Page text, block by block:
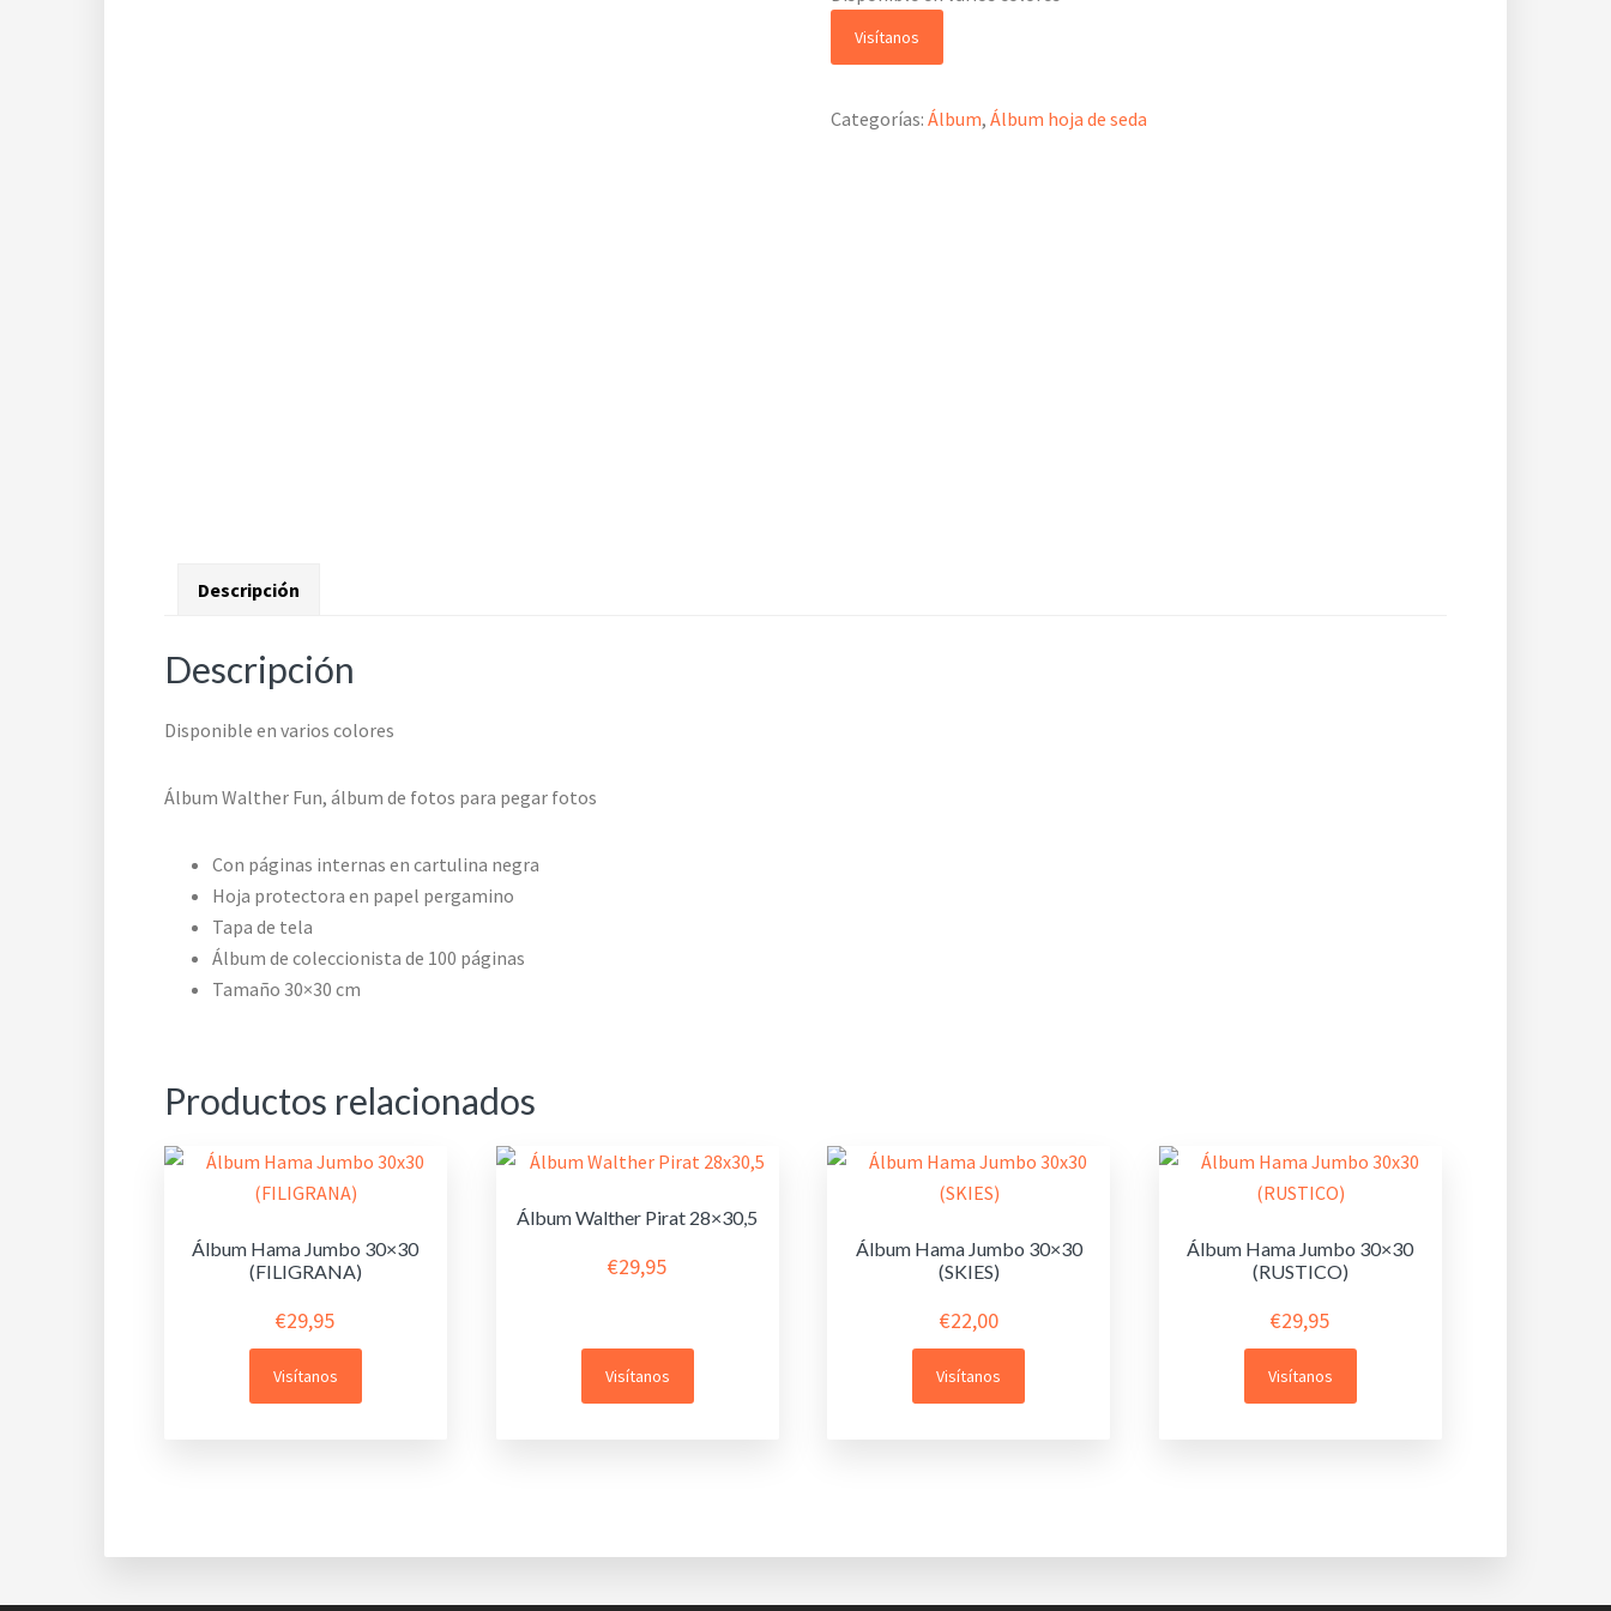
Visítanos
Categorías:Álbum,Álbum hoja de seda
Descripción
Descripción
Disponible en varios colores
Álbum Walther Fun, álbum de fotos para pegar fotos
Con páginas internas en cartulina negra
Hoja protectora en papel pergamino
Tapa de tela
Álbum de coleccionista de 100 páginas
Tamaño 30×30 cm
Productos relacionados
Álbum Hama Jumbo 30×30
(FILIGRANA)
€29,95
Visítanos
Álbum Walther Pirat 28×30,5
€29,95
Visítanos
Álbum Hama Jumbo 30×30
(SKIES)
€22,00
Visítanos
Álbum Hama Jumbo 30×30
(RUSTICO)
€29,95
Visítanos